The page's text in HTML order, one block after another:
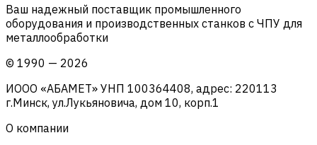
Ваш надежный поставщик промышленного
оборудования и производственных станков с ЧПУ для
металлообработки
© 1990 — 2026
ИООО «АБАМЕТ» УНП 100364408, адрес: 220113
г.Минск, ул.Лукьяновича, дом 10, корп.1
О компании